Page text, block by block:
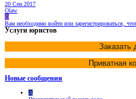
20 Сен 2017
Olaw
O
Вам необходимо войти или зарегистрироваться,
Услуги юристов
Заказать
Приватная
Новые сообщения
A